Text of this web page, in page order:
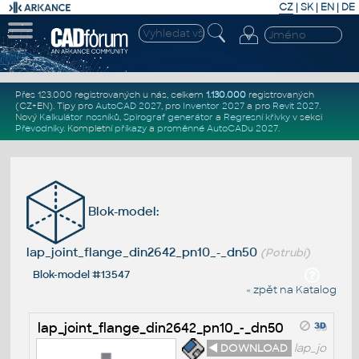
CZ | SK| EN | DE
Přes 123.000 registrovaných u nás, celkem 1.130.000registrovaných
(CZ+EN). Tipy pro AutoCAD 2027, pro Inventor 2027a pro Revit 2027.
Nový Kalkulátor nosníků, Spirograf generátor a Regresní křivkyv sekci
Převodníky. Kompletní příkazya proměnné AutoCADu 2027.
Blok-model:
lap_joint_flange_din2642_pn10_-_dn50 (Potrubí)
Blok-model #13547
« zpět na Katalog
lap_joint_flange_din2642_pn10_-_dn50
◄ DOWNLOAD lap_jo